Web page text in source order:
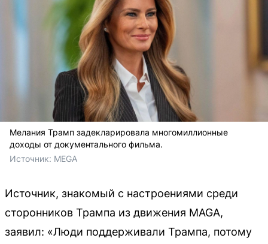
Мелания Трамп задекларировала многомиллионные
доходы от документального фильма.
Источник: MEGA
Источник, знакомый с настроениями среди
сторонников Трампа из движения MAGA,
заявил: «Люди поддерживали Трампа, потому